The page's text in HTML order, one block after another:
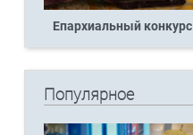
Епархиальный конкурс
Популярное